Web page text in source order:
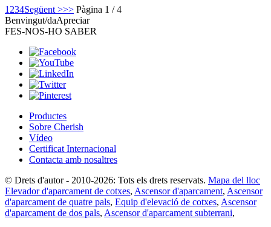
1 234Següent >>> Pàgina 1 / 4
Benvingut/daApreciar
FES-NOS-HO SABER
Productes
Sobre Cherish
Vídeo
Certificat Internacional
Contacta amb nosaltres
© Drets d'autor - 2010-2026: Tots els drets reservats. Mapa del lloc
Elevador d'aparcament de cotxes, Ascensor d'aparcament, Ascensor
d'aparcament de quatre pals, Equip d'elevació de cotxes, Ascensor
d'aparcament de dos pals, Ascensor d'aparcament subterrani,